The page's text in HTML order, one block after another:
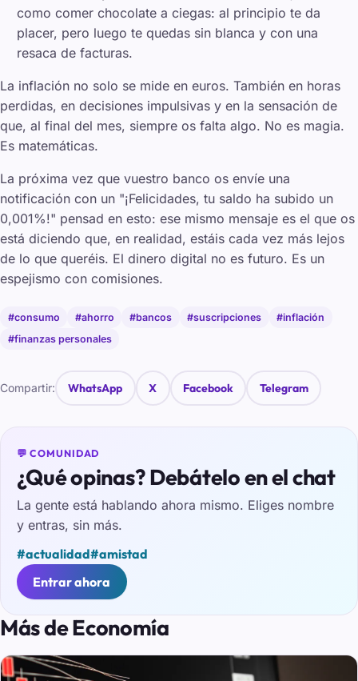
como comer chocolate a ciegas: al principio te da
placer, pero luego te quedas sin blanca y con una
resaca de facturas.
La inflación no solo se mide en euros. También en horas
perdidas, en decisiones impulsivas y en la sensación de
que, al final del mes, siempre os falta algo. No es magia.
Es matemáticas.
La próxima vez que vuestro banco os envíe una
notificación con un "¡Felicidades, tu saldo ha subido un
0,001%!" pensad en esto: ese mismo mensaje es el que os
está diciendo que, en realidad, estáis cada vez más lejos
de lo que queréis. El dinero digital no es futuro. Es un
espejismo con comisiones.
#consumo #ahorro #bancos #suscripciones
#inflación
#finanzas personales
Compartir: WhatsApp X Facebook Telegram
💬 COMUNIDAD
¿Qué opinas? Debátelo en el chat
La gente está hablando ahora mismo. Eliges nombre
y entras, sin más.
#actualidad#amistad
Entrar ahora
Más de Economía